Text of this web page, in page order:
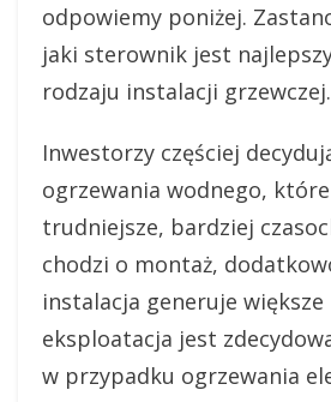
odpowiemy poniżej.
jaki sterownik jest
rodzaju instalacji grzewczej.
Inwestorzy częściej
ogrzewania wodnego,
trudniejsze, bardziej
chodzi o montaż,
instalacja generuje
eksploatacja jest
w przypadku ogrzewania